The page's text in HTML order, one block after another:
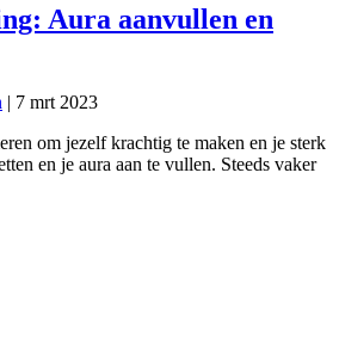
Aura aanvullen en
| 7 mrt 2023
om jezelf krachtig te maken en je sterk
en je aura aan te vullen. Steeds vaker